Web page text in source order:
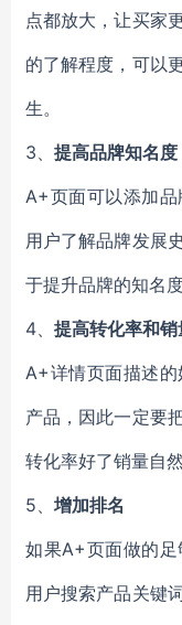
点都放大，让买家
的了解程度，可以
生。
3、 提高品牌知名度
A+页面可以添加
用户了解品牌发展
于提升品牌的知名度
4、 提高转化率和销
A+详情页面描述
产品，因此一定要
转化率好了销量自
5、 增加排名
如果A+页面做的
用户搜索产品关键